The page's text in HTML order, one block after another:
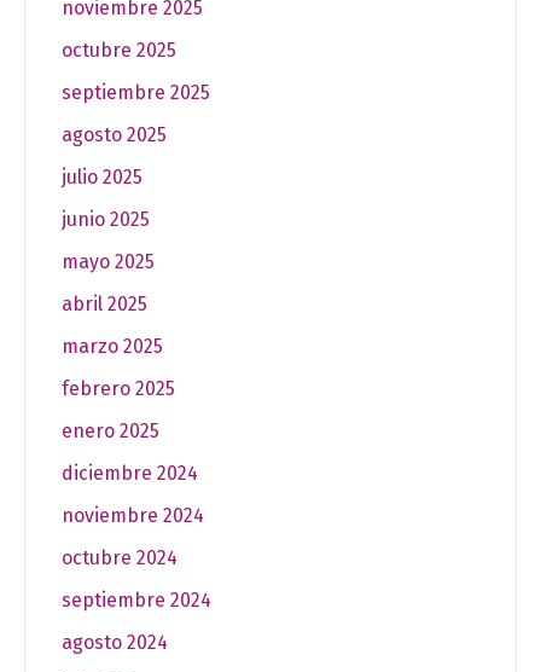
noviembre 2025
octubre 2025
septiembre 2025
agosto 2025
julio 2025
junio 2025
mayo 2025
abril 2025
marzo 2025
febrero 2025
enero 2025
diciembre 2024
noviembre 2024
octubre 2024
septiembre 2024
agosto 2024